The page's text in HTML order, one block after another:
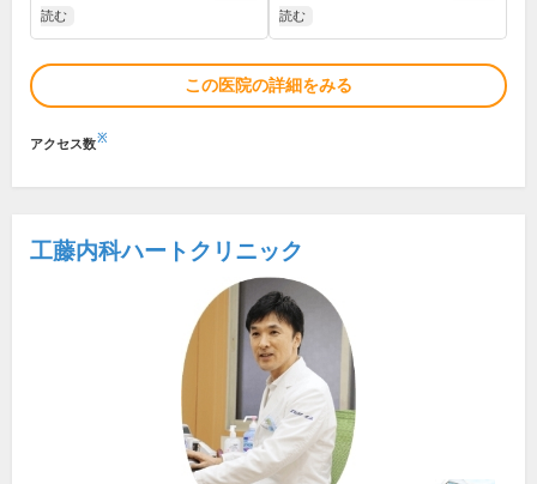
読む
読む
この医院の詳細をみる
アクセス数※
工藤内科ハートクリニック